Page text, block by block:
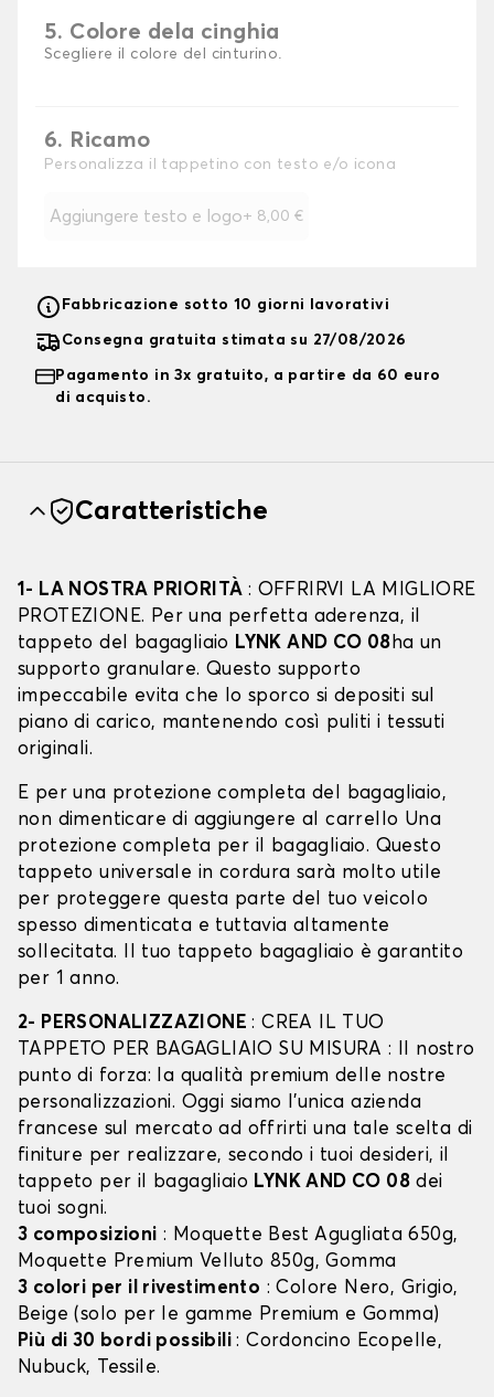
5. Colore dela cinghia
Scegliere il colore del cinturino.
6. Ricamo
Personalizza il tappetino con testo e/o icona
Aggiungere testo e logo+ 8,00 €
Fabbricazione sotto 10 giorni lavorativi
Consegna gratuita stimata su 27/08/2026
Pagamento in 3x gratuito, a partire da 60 euro
di acquisto.
Caratteristiche
1- LA NOSTRA PRIORITÀ : OFFRIRVI LA MIGLIORE
PROTEZIONE. Per una perfetta aderenza, il
tappeto del bagagliaio LYNK AND CO 08ha un
supporto granulare. Questo supporto
impeccabile evita che lo sporco si depositi sul
piano di carico, mantenendo così puliti i tessuti
originali.
E per una protezione completa del bagagliaio,
non dimenticare di aggiungere al carrello Una
protezione completa per il bagagliaio. Questo
tappeto universale in cordura sarà molto utile
per proteggere questa parte del tuo veicolo
spesso dimenticata e tuttavia altamente
sollecitata. Il tuo tappeto bagagliaio è garantito
per 1 anno.
2- PERSONALIZZAZIONE: CREA IL TUO
TAPPETO PER BAGAGLIAIO SU MISURA : Il nostro
punto di forza: la qualità premium delle nostre
personalizzazioni. Oggi siamo l’unica azienda
francese sul mercato ad offrirti una tale scelta di
finiture per realizzare, secondo i tuoi desideri, il
tappeto per il bagagliaio LYNK AND CO 08 dei
tuoi sogni.
3 composizioni : Moquette Best Agugliata 650g,
Moquette Premium Velluto 850g, Gomma
3 colori per il rivestimento : Colore Nero, Grigio,
Beige (solo per le gamme Premium e Gomma)
Più di 30 bordi possibili: Cordoncino Ecopelle,
Nubuck, Tessile.